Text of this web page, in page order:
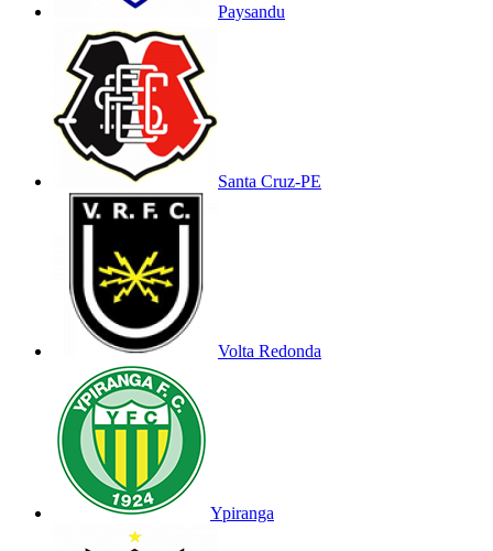
Paysandu
Santa Cruz-PE
Volta Redonda
Ypiranga